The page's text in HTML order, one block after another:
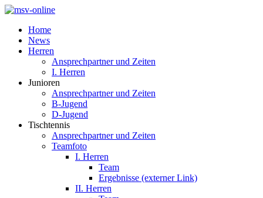
Home
News
Herren
Ansprechpartner und Zeiten
I. Herren
Junioren
Ansprechpartner und Zeiten
B-Jugend
D-Jugend
Tischtennis
Ansprechpartner und Zeiten
Teamfoto
I. Herren
Team
Ergebnisse (externer Link)
II. Herren